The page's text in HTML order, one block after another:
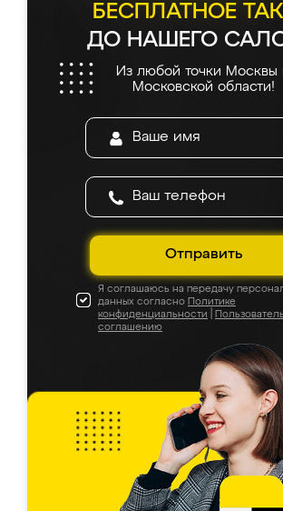
БЕСПЛАТНОЕ
ДО НАШЕГО
Из любой точки Москвы
Московской области!
Отправить
Я соглашаюсь на передачу
данных согласно Политике
конфиденциальности
соглашению